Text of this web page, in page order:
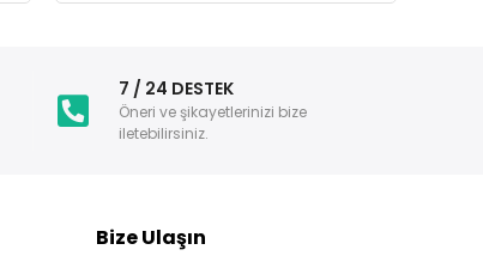
7 / 24 DESTEK
Öneri ve şikayetlerinizi bize
iletebilirsiniz.
Bize Ulaşın